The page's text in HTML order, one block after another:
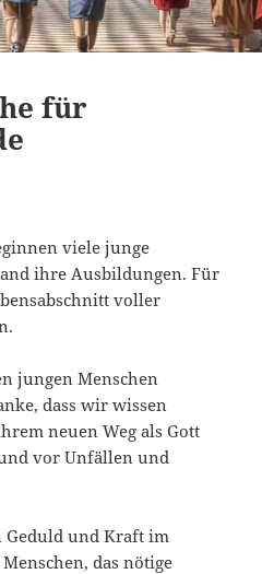
für
viele junge
ihre Ausbildungen. Für
voller
jungen Menschen
dass wir wissen
neuen Weg als Gott
vor Unfällen und
Geduld und Kraft im
das nötige